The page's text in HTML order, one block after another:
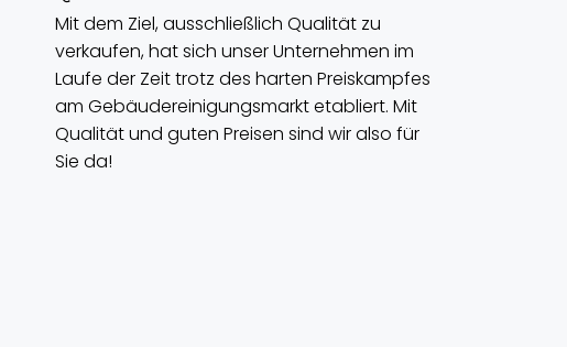
Mit dem Ziel, ausschließlich Qualität zu
verkaufen, hat sich unser Unternehmen im
Laufe der Zeit trotz des harten Preiskampfes
am Gebäudereinigungsmarkt etabliert. Mit
Qualität und guten Preisen sind wir also für
Sie da!